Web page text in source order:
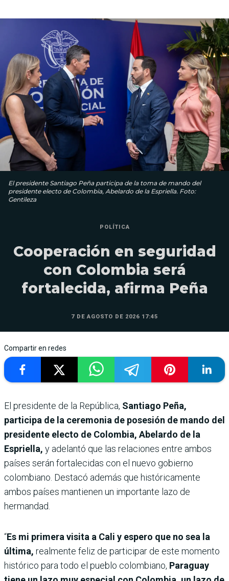
El presidente Santiago Peña participa de la toma de mando del
presidente electo de Colombia, Abelardo de la Espriella. Foto:
Gentileza
POLÍTICA
Cooperación en seguridad
con Colombia será
fortalecida, afirma Peña
7 DE AGOSTO DE 2026 17:45
Compartir en redes
El presidente de la República, Santiago Peña,
participa de la ceremonia de posesión de mando del
presidente electo de Colombia, Abelardo de la
Espriella, y adelantó que las relaciones entre ambos
países serán fortalecidas con el nuevo gobierno
colombiano. Destacó además que históricamente
ambos países mantienen un importante lazo de
hermandad.
“Es mi primera visita a Cali y espero que no sea la
última, realmente feliz de participar de este momento
histórico para todo el pueblo colombiano, Paraguay